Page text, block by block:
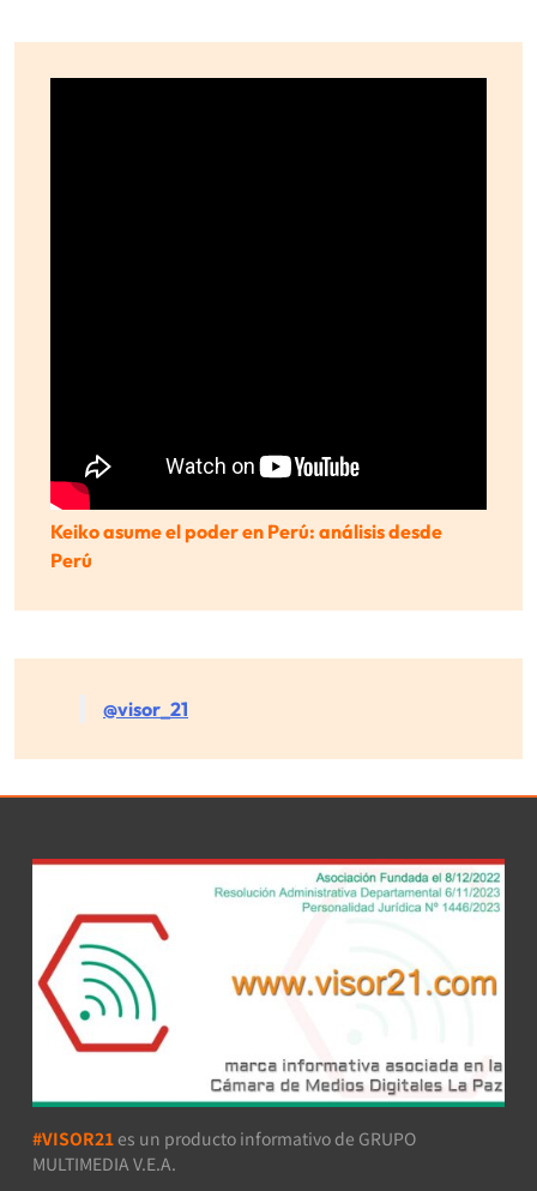
Keiko asume el poder en Perú: análisis desde
Perú
@visor_21
#VISOR21 es un producto informativo de GRUPO
MULTIMEDIA V.E.A.